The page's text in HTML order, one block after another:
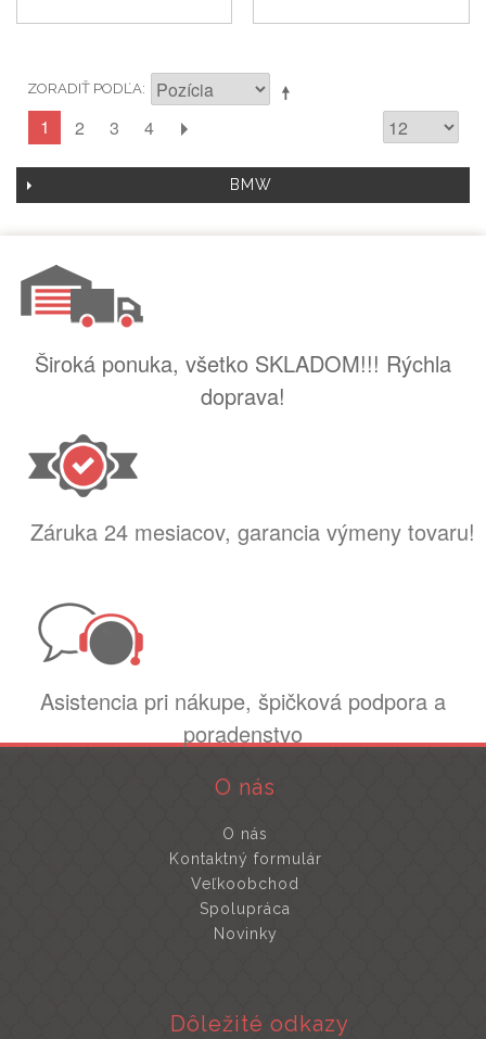
ZORADIŤ PODĽA
1 2 3 4
BMW
Široká ponuka, všetko SKLADOM!!! Rýchla
doprava!
Záruka 24 mesiacov, garancia výmeny tovaru!
Asistencia pri nákupe, špičková podpora a
poradenstvo
O nás
O nás
Kontaktný formulár
Veľkoobchod
Spolupráca
Novinky
Dôležité odkazy